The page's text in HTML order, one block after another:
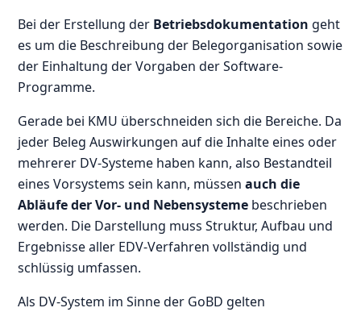
Bei der Erstellung der Betriebsdokumentation geht
es um die Beschreibung der Belegorganisation sowie
der Einhaltung der Vorgaben der Software-
Programme.
Gerade bei KMU überschneiden sich die Bereiche. Da
jeder Beleg Auswirkungen auf die Inhalte eines oder
mehrerer DV-Systeme haben kann, also Bestandteil
eines Vorsystems sein kann, müssenauch die
Abläufe der Vor- und Nebensysteme beschrieben
werden. Die Darstellung muss Struktur, Aufbau und
Ergebnisse aller EDV-Verfahren vollständig und
schlüssig umfassen.
Als DV-System im Sinne der GoBD gelten